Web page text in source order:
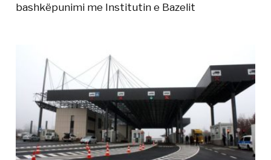
bashkëpunimi me Institutin e Bazelit